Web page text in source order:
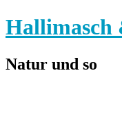
Natur und so